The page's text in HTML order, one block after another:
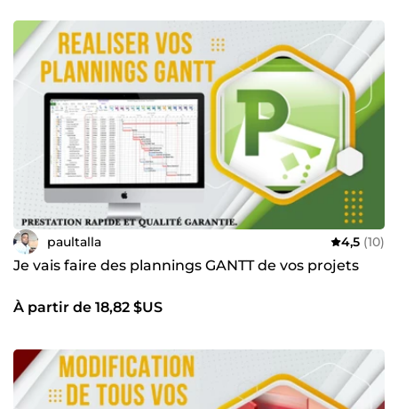
paultalla 4,5 (10)
Je vais faire des plannings GANTT de vos projets
À partir de 18,82 $US